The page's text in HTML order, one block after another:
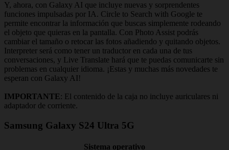
Y, ahora, con Galaxy AI que incluye nuevas y sorprendentes
funciones impulsadas por IA. Circle to Search with Google te
permite encontrar la información que buscas simplemente rodeando
el objeto que quieras en la pantalla. Con Photo Assist podrás
cambiar el tamaño o retocar las fotos añadiendo y quitando objetos.
Interpreter será como tener un traductor en cada una de tus
conversaciones, y Live Translate hará que te puedas comunicarte sin
problemas en cualquier idioma. ¡Estas y muchas más novedades te
esperan con Galaxy AI!
IMPORTANTE: El contenido de la caja no incluye auriculares ni
adaptador de corriente.
Samsung Galaxy S24 Ultra 5G
Sistema operativo